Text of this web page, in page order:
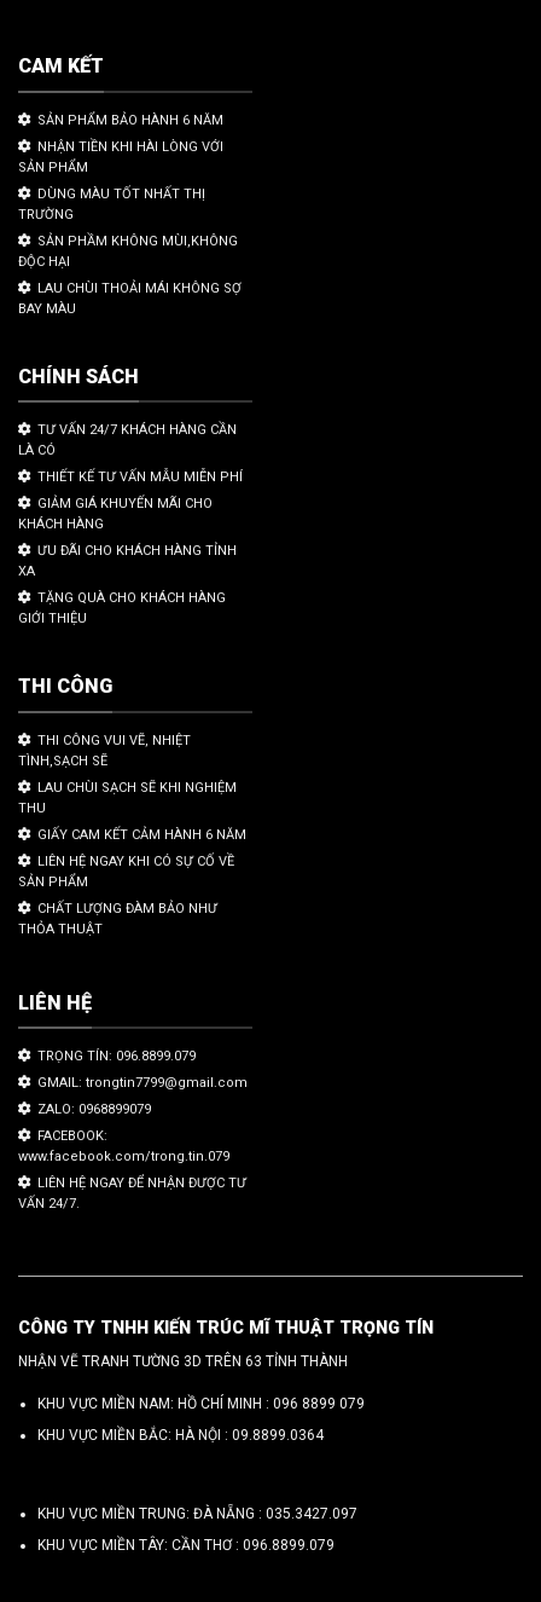
CAM KẾT
SẢN PHẨM BẢO HÀNH 6 NĂM
NHẬN TIỀN KHI HÀI LÒNG VỚI
SẢN PHẨM
DÙNG MÀU TỐT NHẤT THỊ
TRƯỜNG
SẢN PHẦM KHÔNG MÙI,KHÔNG
ĐỘC HẠI
LAU CHÙI THOẢI MÁI KHÔNG SỢ
BAY MÀU
CHÍNH SÁCH
TƯ VẤN 24/7 KHÁCH HÀNG CẦN
LÀ CÓ
THIẾT KẾ TƯ VẤN MẪU MIỄN PHÍ
GIẢM GIÁ KHUYẾN MÃI CHO
KHÁCH HÀNG
ƯU ĐÃI CHO KHÁCH HÀNG TỈNH
XA
TẶNG QUÀ CHO KHÁCH HÀNG
GIỚI THIỆU
THI CÔNG
THI CÔNG VUI VẼ, NHIỆT
TÌNH,SẠCH SẼ
LAU CHÙI SẠCH SẼ KHI NGHIỆM
THU
GIẤY CAM KẾT CẢM HÀNH 6 NĂM
LIÊN HỆ NGAY KHI CÓ SỰ CỐ VỀ
SẢN PHẨM
CHẤT LƯỢNG ĐÀM BẢO NHƯ
THỎA THUẬT
LIÊN HỆ
TRỌNG TÍN: 096.8899.079
GMAIL: trongtin7799@gmail.com
ZALO: 0968899079
FACEBOOK:
www.facebook.com/trong.tin.079
LIÊN HỆ NGAY ĐỂ NHẬN ĐƯỢC TƯ
VẤN 24/7.
CÔNG TY TNHH KIẾN TRÚC MĨ THUẬT TRỌNG TÍN
NHẬN VẼ TRANH TƯỜNG 3D TRÊN 63 TỈNH THÀNH
KHU VỰC MIỀN NAM: HỒ CHÍ MINH : 096 8899 079
KHU VỰC MIỀN BẮC: HÀ NỘI : 09.8899.0364
KHU VỰC MIỀN TRUNG: ĐÀ NẴNG : 035.3427.097
KHU VỰC MIỀN TÂY: CẦN THƠ : 096.8899.079